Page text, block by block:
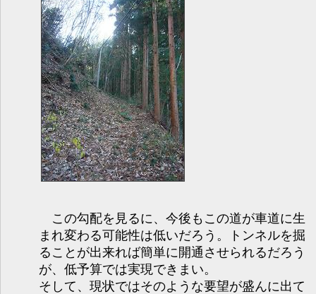
この勾配を見るに、今後もこの道が車道に生
まれ変わる可能性は低いだろう。トンネルを掘
ることが出来れば簡単に開通させられるだろう
が、低予算では実現できまい。
そして、現状ではそのような要望が盛んに出て